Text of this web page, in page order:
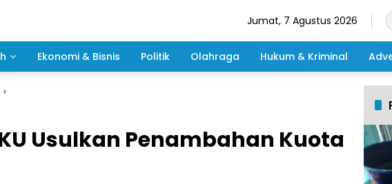
Jumat, 7 Agustus 2026
Ekonomi & Bisnis Politik Olahraga Hukum & Kriminal
Usulkan Penambahan Kuota